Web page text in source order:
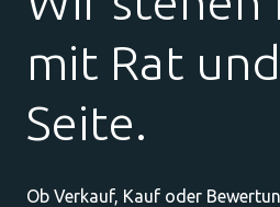
mit Rat
Seite.
Ob Verkauf, Kauf oder